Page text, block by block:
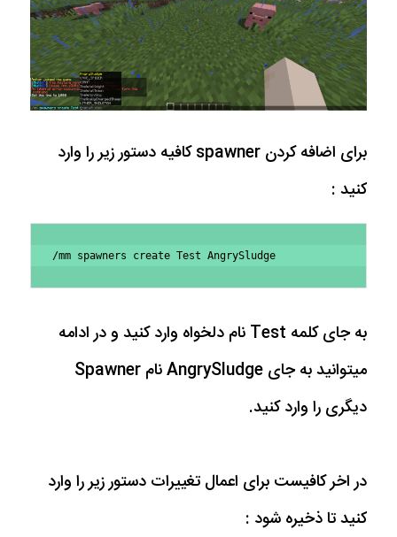
برای اضافه کردن spawner کافیه دستور زیر را وارد
کنید :
/mm spawners create Test AngrySludge
به جای کلمه Test نام دلخواه وارد کنید و در ادامه
میتوانید به جای AngrySludge نام Spawner
دیگری را وارد کنید.
در اخر کافیست برای اعمال تغییرات دستور زیر را وارد
کنید تا ذخیره شود :